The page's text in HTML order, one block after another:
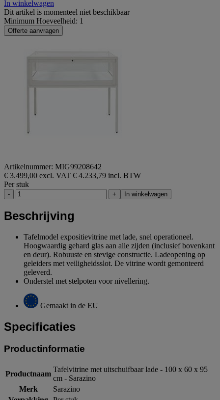
In winkelwagen
Dit artikel is momenteel niet beschikbaar
Minimum Hoeveelheid: 1
Offerte aanvragen
Artikelnummer: MIG99208642
€ 3.499,00 excl. VAT € 4.233,79 incl. BTW
Per stuk
- + In winkelwagen
Beschrijving
Tafelmodel expositievitrine met lade, snel operationeel.
Hoogwaardig gehard glas aan alle zijden (inclusief bovenkant
en deur). Robuuste en stevige constructie. Ladeopening op
geleiders met veiligheidsslot. De vitrine wordt gemonteerd
geleverd.
Onderstel met stelpoten voor nivellering.
Gemaakt in de EU
Specificaties
Productinformatie
Productnaam
Tafelvitrine met uitschuifbaar lade - 100 x 60 x 95
cm - Sarazino
Merk
Sarazino